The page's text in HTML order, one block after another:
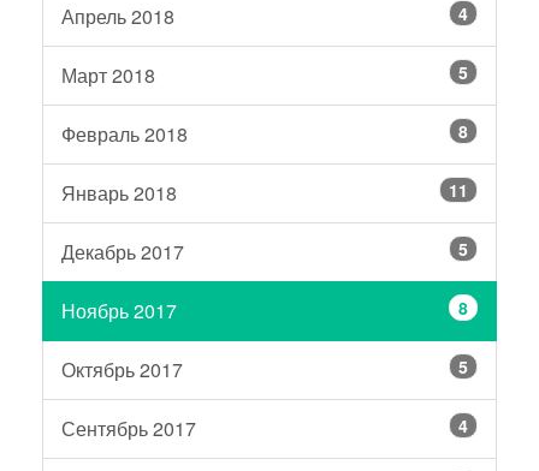
Апрель 2018 4
Март 2018 5
Февраль 2018 8
Январь 2018 11
Декабрь 2017 5
Ноябрь 2017 8
Октябрь 2017 5
Сентябрь 2017 4